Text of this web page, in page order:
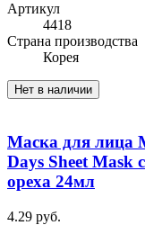
Артикул
4418
Cтрана производства
Корея
Нет в наличии
Маска для лица
Days Sheet Mask
ореха 24мл
4.29 руб.